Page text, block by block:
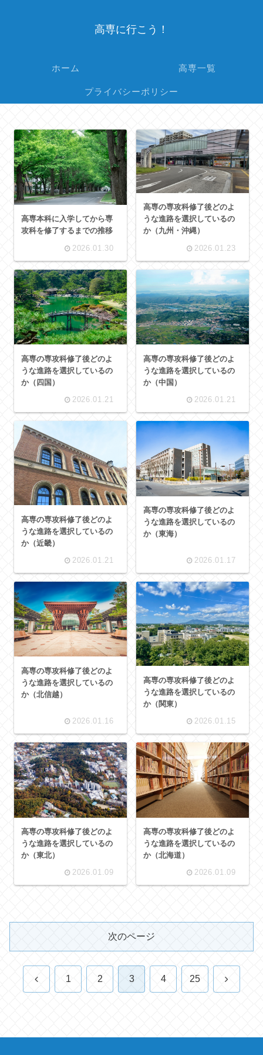
高専に行こう！
ホーム 高専一覧
プライバシーポリシー
高専本科に入学してから専
攻科を修了するまでの推移
2026.01.30
高専の専攻科修了後どのよ
うな進路を選択しているの
か（九州・沖縄）
2026.01.23
高専の専攻科修了後どのよ
うな進路を選択しているの
か（四国）
2026.01.21
高専の専攻科修了後どのよ
うな進路を選択しているの
か（中国）
2026.01.21
高専の専攻科修了後どのよ
うな進路を選択しているの
か（近畿）
2026.01.21
高専の専攻科修了後どのよ
うな進路を選択しているの
か（東海）
2026.01.17
高専の専攻科修了後どのよ
うな進路を選択しているの
か（北信越）
2026.01.16
高専の専攻科修了後どのよ
うな進路を選択しているの
か（関東）
2026.01.15
高専の専攻科修了後どのよ
うな進路を選択しているの
か（東北）
2026.01.09
高専の専攻科修了後どのよ
うな進路を選択しているの
か（北海道）
2026.01.09
次のページ
前 1 2 3 4 25 次